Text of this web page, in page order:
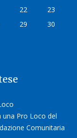
22
23
29
30
Pro Loco del
Comunitaria